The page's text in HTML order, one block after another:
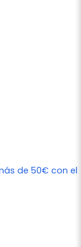
de 50€ con el